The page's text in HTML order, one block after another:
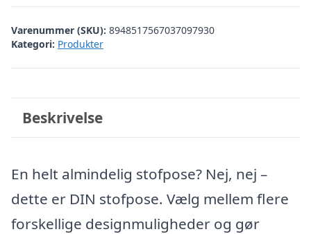
Varenummer (SKU): 8948517567037097930
Kategori: Produkter
Beskrivelse
En helt almindelig stofpose? Nej, nej –
dette er DIN stofpose. Vælg mellem flere
forskellige designmuligheder og gør